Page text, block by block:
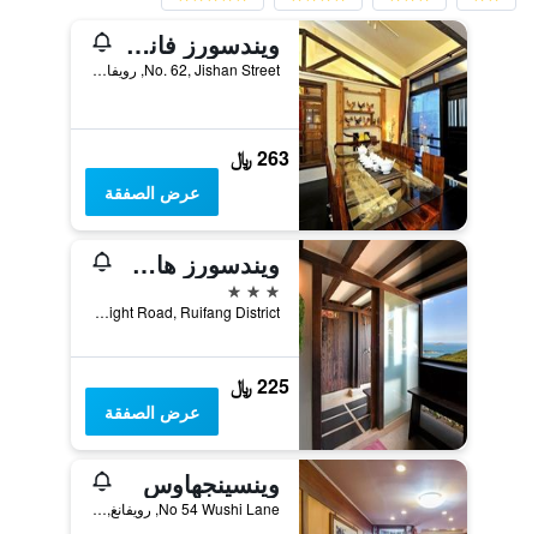
ويندسورز فانيلا جاردن بد آند بريكفاست
No. 62, Jishan Street, رويفانغ, تايوان
263 ﷼
عرض الصفقة
ويندسورز هان جوان بد آند بريكفاست
3 نجوم
No. 282, Light Road, Ruifang District, رويفانغ, تايوان
225 ﷼
عرض الصفقة
وينسينجهاوس
No 54 Wushi Lane, رويفانغ, تايوان